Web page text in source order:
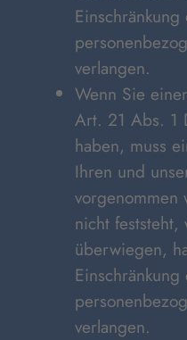
verlangen.
Wenn Sie
Art. 21 Abs. 1
haben, muss
Ihren und
vorgenommen
nicht feststeht,
überwiegen,
verlangen.